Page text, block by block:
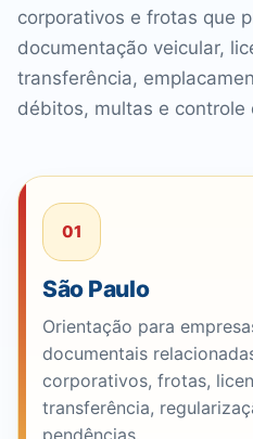
corporativos e frotas que
documentação veicular,
transferência,
débitos, multas e controle
01
São Paulo
Orientação para
documentais
corporativos, frotas,
transferência,
pendências.